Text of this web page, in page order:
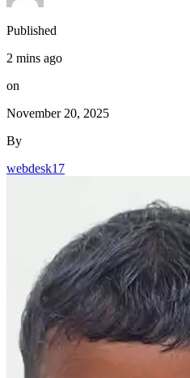
Published
2 mins ago
on
November 20, 2025
By
webdesk17